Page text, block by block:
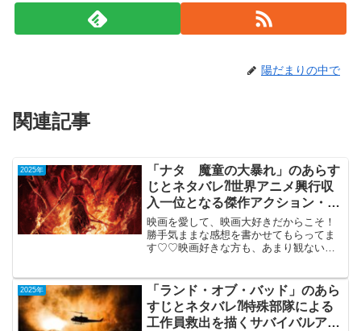
陽だまりの中で
関連記事
2025年
「ナタ 魔童の大暴れ」のあらす
じとネタバレ⁈世界アニメ興行収
入一位となる傑作アクション・ア
ニメ。
映画を愛して、映画大好きだからこそ！
勝手気ままな感想を書かせてもらってま
す♡♡映画好きな方も、あまり観ない方
日公開（144分）世界アニメ興行収入一位
とな...
2025年
「ランド・オブ・バッド」のあら
すじとネタバレ⁈特殊部隊による
工作員救出を描くサバイバルアク